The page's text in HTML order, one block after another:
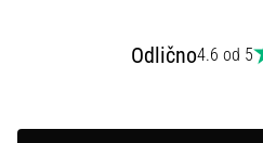
Odlično4.6 od 5